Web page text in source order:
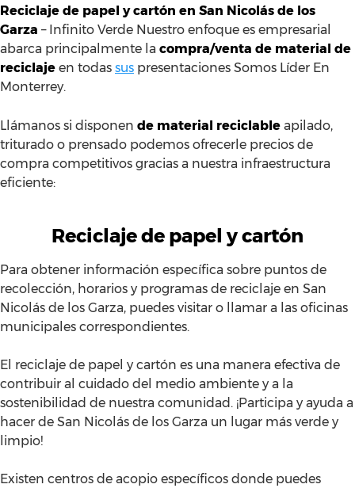
Reciclaje de papel y cartón en San Nicolás de los
Garza – Infinito Verde Nuestro enfoque es empresarial
abarca principalmente la compra/venta de material de
reciclaje en todas sus presentaciones Somos Líder En
Monterrey.
Llámanos si disponen de material reciclable apilado,
triturado o prensado podemos ofrecerle precios de
compra competitivos gracias a nuestra infraestructura
eficiente:
Reciclaje de papel y cartón
Para obtener información específica sobre puntos de
recolección, horarios y programas de reciclaje en San
Nicolás de los Garza, puedes visitar o llamar a las oficinas
municipales correspondientes.
El reciclaje de papel y cartón es una manera efectiva de
contribuir al cuidado del medio ambiente y a la
sostenibilidad de nuestra comunidad. ¡Participa y ayuda a
hacer de San Nicolás de los Garza un lugar más verde y
limpio!
Existen centros de acopio específicos donde puedes